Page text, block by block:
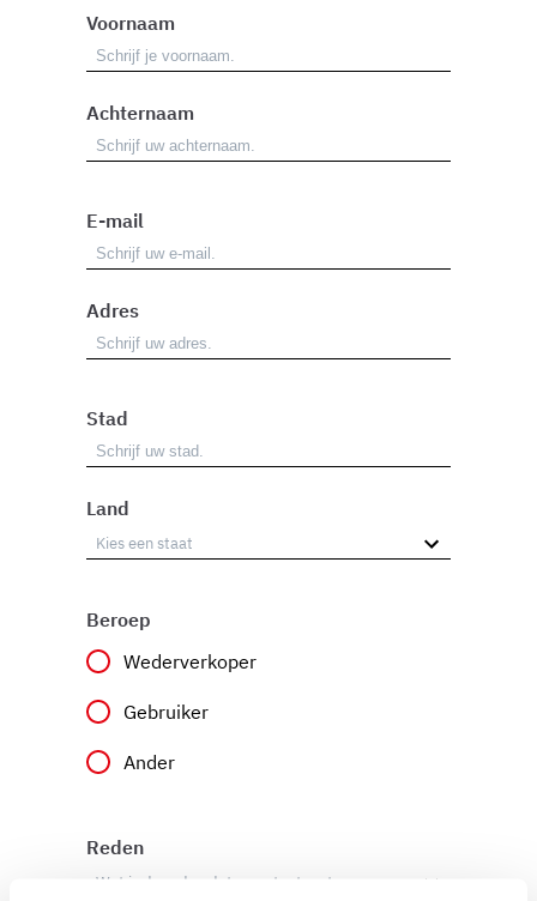
Voornaam
Achternaam
E-mail
Adres
Stad
Land
Beroep
Wederverkoper
Gebruiker
Ander
Reden